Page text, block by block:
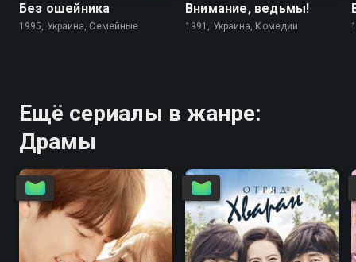
Без ошейника
1995, Украина, Семейные
Внимание, ведьмы!
1991, Украина, Комедии
Ещё сериалы в жанре:
Драмы